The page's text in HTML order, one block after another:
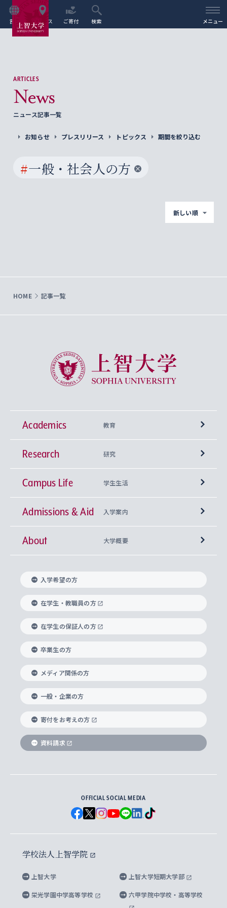
言語 アクセス ご寄付 検索 メニュー
ARTICLES
News
ニュース記事一覧
お知らせ プレスリリース トピックス 期間を絞り込む
#一般・社会人の方
新しい順
HOME 記事一覧
上智大学 Sophia University
Academics 教育
学部
神学部
文学部
総合人間科学部
経済学部
外国語学部
総合グローバル学部
国際教養学部
理工学部
Futures） – 持続可能な未来を考える６学科連携
興味から学科を探す
上智大学の全学共通教育
基盤教育センター
キリスト教人間学
身体知
思考と表現
データサイエンス
上智大学の語学教育
言語教育研究センター
上智大学のグローバル教育
グローバル教育センター
上智大学で学ぶ
海外で学ぶ
学びのサポート
大学院
神学研究科
実践宗教学研究科
総合人間科学研究科
経済学研究科
グローバル・スタディーズ研究科
助産学専攻科
生涯学習
Research 研究
研究所 等
キリスト教文化研究所
中世思想研究所
国際言語情報研究所
グローバル・コンサーン研究所
比較文化研究所
ヨーロッパ研究所
アジア文化研究所
アメリカ・カナダ研究所
メディア・ジャーナリズム研究所
水稀少社会研究センター
先進機械・構造材料イノベーションセンター
Sophia Open Research Weeks (SORW)
産官学連携
知的財産
研究支援制度
重点領域研究・自由課題研究
研究活動に関する法令・研究費の使用について
Campus Life 学生生活
学期区分と授業時間割
課外活動
課外教育プログラム
ボランティア活動
グローバルな学びのコミュニティ
学生の相談窓口
心身の健康相談
ハラスメント防止の取り組み
障がいのある学生への支援
キャリア形成サポート
キャリア形成支援プログラム
就職（内定先）・進路統計
企業の採用ご担当者様へのご案内
住まいのサポート
Admissions & Aid 入学案内
上智大学で取得できる学位
入れの方針）
科目等履修生
研究生・外国人特別研究生・国費留学生
交換留学生(海外大学から上智大学で学ぶ)
ノンディグリー生
Sophia Short-term Program受講生
学費・奨学金
学部入学前に出願する奨学金
国による高等教育の修学支援新制度
大学院生対象の奨学金
海外留学する際の費用と奨学金
About 大学概要
理事長・学長メッセージ
学長・副学長紹介
上智大学の精神
上智大学の理念
上智大学の沿革
ソフィア・アーカイブズ
上智大学とカトリック
グローバルエンゲージメント
上智大学を訪れた世界の知性
国連Weeks・アフリカWeeks
ダイバーシティ＆サステナビリティへの取り組み
上智大学公式ソーシャルメディア
学校法人上智学院について
数字で見る上智大学
上智大学のネットワーク
父母・保証人とのネットワーク
学外とのネットワーク
上智大学の出版物
上智大学大学案内・大学院案内
英文広報誌 SOPHIA magazine
上智大学のビジュアル・アイデンティティ
上智大学ビジュアル・アイデンティティ
上智大学校歌 ・上智大学学生歌
上智大学への取材・キャンパスでの撮影について
上智大学の公開情報
上智大学の教育研究活動等の情報公表
キャンパス案内
入学希望の方
在学生・教職員の方
在学生の保証人の方
卒業生の方
メディア関係の方
一般・企業の方
寄付をお考えの方
資料請求
OFFICIAL SOCIAL MEDIA
学校法人上智学院
上智大学 上智大学短期大学部
栄光学園中学高等学校 六甲学院中学校・高等学校